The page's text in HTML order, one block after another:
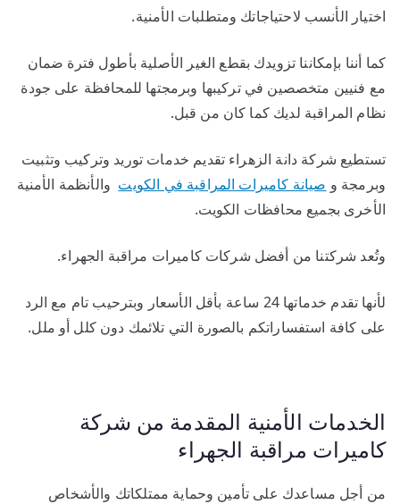
اختيار الأنسب لاحتياجاتك ومتطلبات الأمنية.
كما أننا بإمكاننا تزويدك بقطع الغير الأصلية بأطول فترة ضمان
مع فنيين متخصصين في تركيبها وبرمجتها للمحافظة على جودة
نظام المراقبة لديك كما كان من قبل.
تستطيع شركة دانة الزهراء تقديم خدمات توريد وتركيب وتثبيت
وبرمجة و صيانة كاميرات المراقبة في الكويت والأنظمة الأمنية
الأخرى بجميع محافظات الكويت.
وتُعد شركتنا من أفضل شركات كاميرات مراقبة الجهراء.
لأنها تقدم خدماتها 24 ساعة بأقل الأسعار وبترحيب تام مع الرد
على كافة استفساراتكم بالصورة التي تلائمك دون كلل أو ملل.
الخدمات الأمنية المقدمة من شركة
كاميرات مراقبة الجهراء
من أجل مساعدك على تأمين وحماية ممتلكاتك والأشخاص